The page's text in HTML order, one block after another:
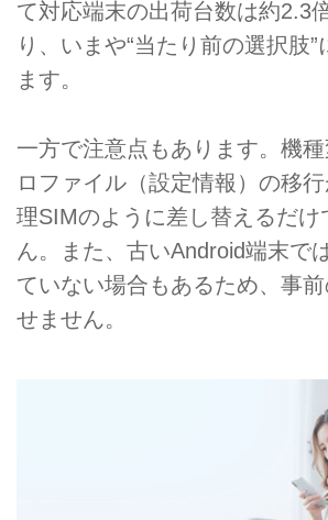
て対応端末の出荷台数は約2.3
り、いまや“当たり前の選択肢”
ます。
一方で注意点もあります。機
ロファイル（設定情報）の移
理SIMのように差し替えるだけ
ん。また、古いAndroid端末で
ていない場合もあるため、事
せません。